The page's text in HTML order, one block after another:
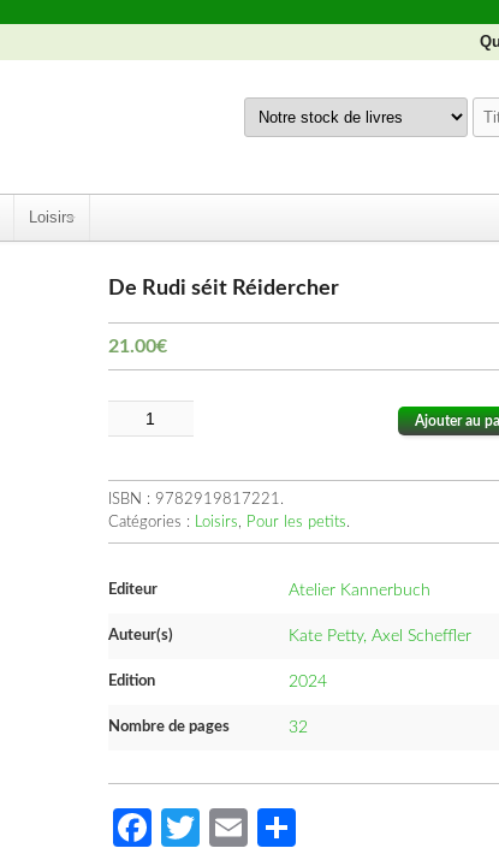
Loisirs
De Rudi séit Réidercher
21.00€
Ajouter au
ISBN : 9782919817221.
Catégories : Loisirs, Pour les petits.
Editeur Atelier Kannerbuch
Auteur(s) Kate Petty, Axel Scheffler
Edition 2024
Nombre de pages 32
Facebook
Twitter
Email